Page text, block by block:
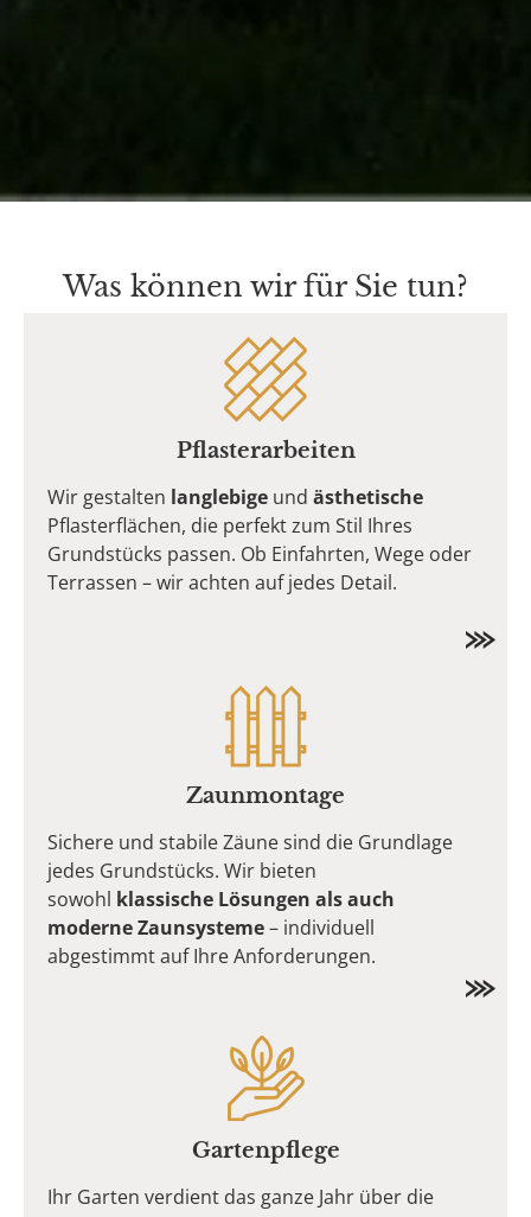
Was können wir für Sie tun?
Pflasterarbeiten
Wir gestalten langlebige und ästhetische
Pflasterflächen, die perfekt zum Stil Ihres
Grundstücks passen. Ob Einfahrten, Wege oder
Terrassen – wir achten auf jedes Detail.
Zaunmontage
Sichere und stabile Zäune sind die Grundlage
jedes Grundstücks. Wir bieten
sowohl klassische Lösungen als auch
moderne Zaunsysteme– individuell
abgestimmt auf Ihre Anforderungen.
Gartenpflege
Ihr Garten verdient das ganze Jahr über die